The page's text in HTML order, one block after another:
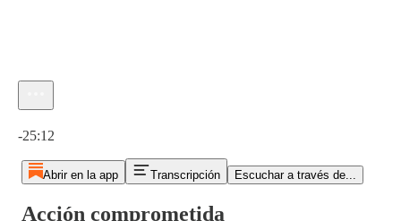
-25:12
Abrir en la app Transcripción Escuchar a través de...
Acción comprometida